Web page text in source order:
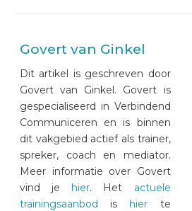
Govert van Ginkel
Dit artikel is geschreven door
Govert van Ginkel. Govert is
gespecialiseerd in Verbindend
Communiceren en is binnen
dit vakgebied actief als trainer,
spreker, coach en mediator.
Meer informatie over Govert
vind je hier. Het actuele
trainingsaanbod is hier te